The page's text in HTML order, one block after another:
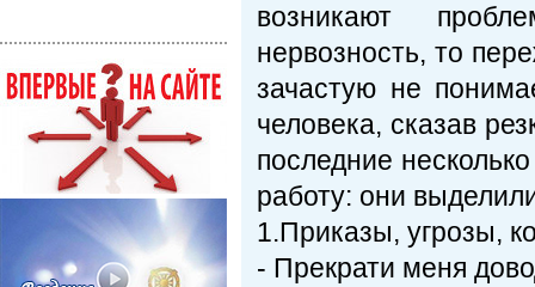
возникают
нервозность, то
зачастую не
человека, сказав
последние
работу: они
1.Приказы, угрозы,
- Прекрати меня